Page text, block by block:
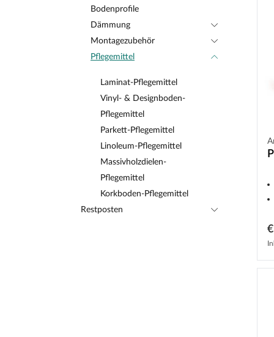
Bodenprofile
Dämmung
Montagezubehör
Pflegemittel
Laminat-Pflegemittel
Vinyl- & Designboden-
Pflegemittel
Parkett-Pflegemittel
Linoleum-Pflegemittel
Massivholzdielen-
Pflegemittel
Korkboden-Pflegemittel
Restposten